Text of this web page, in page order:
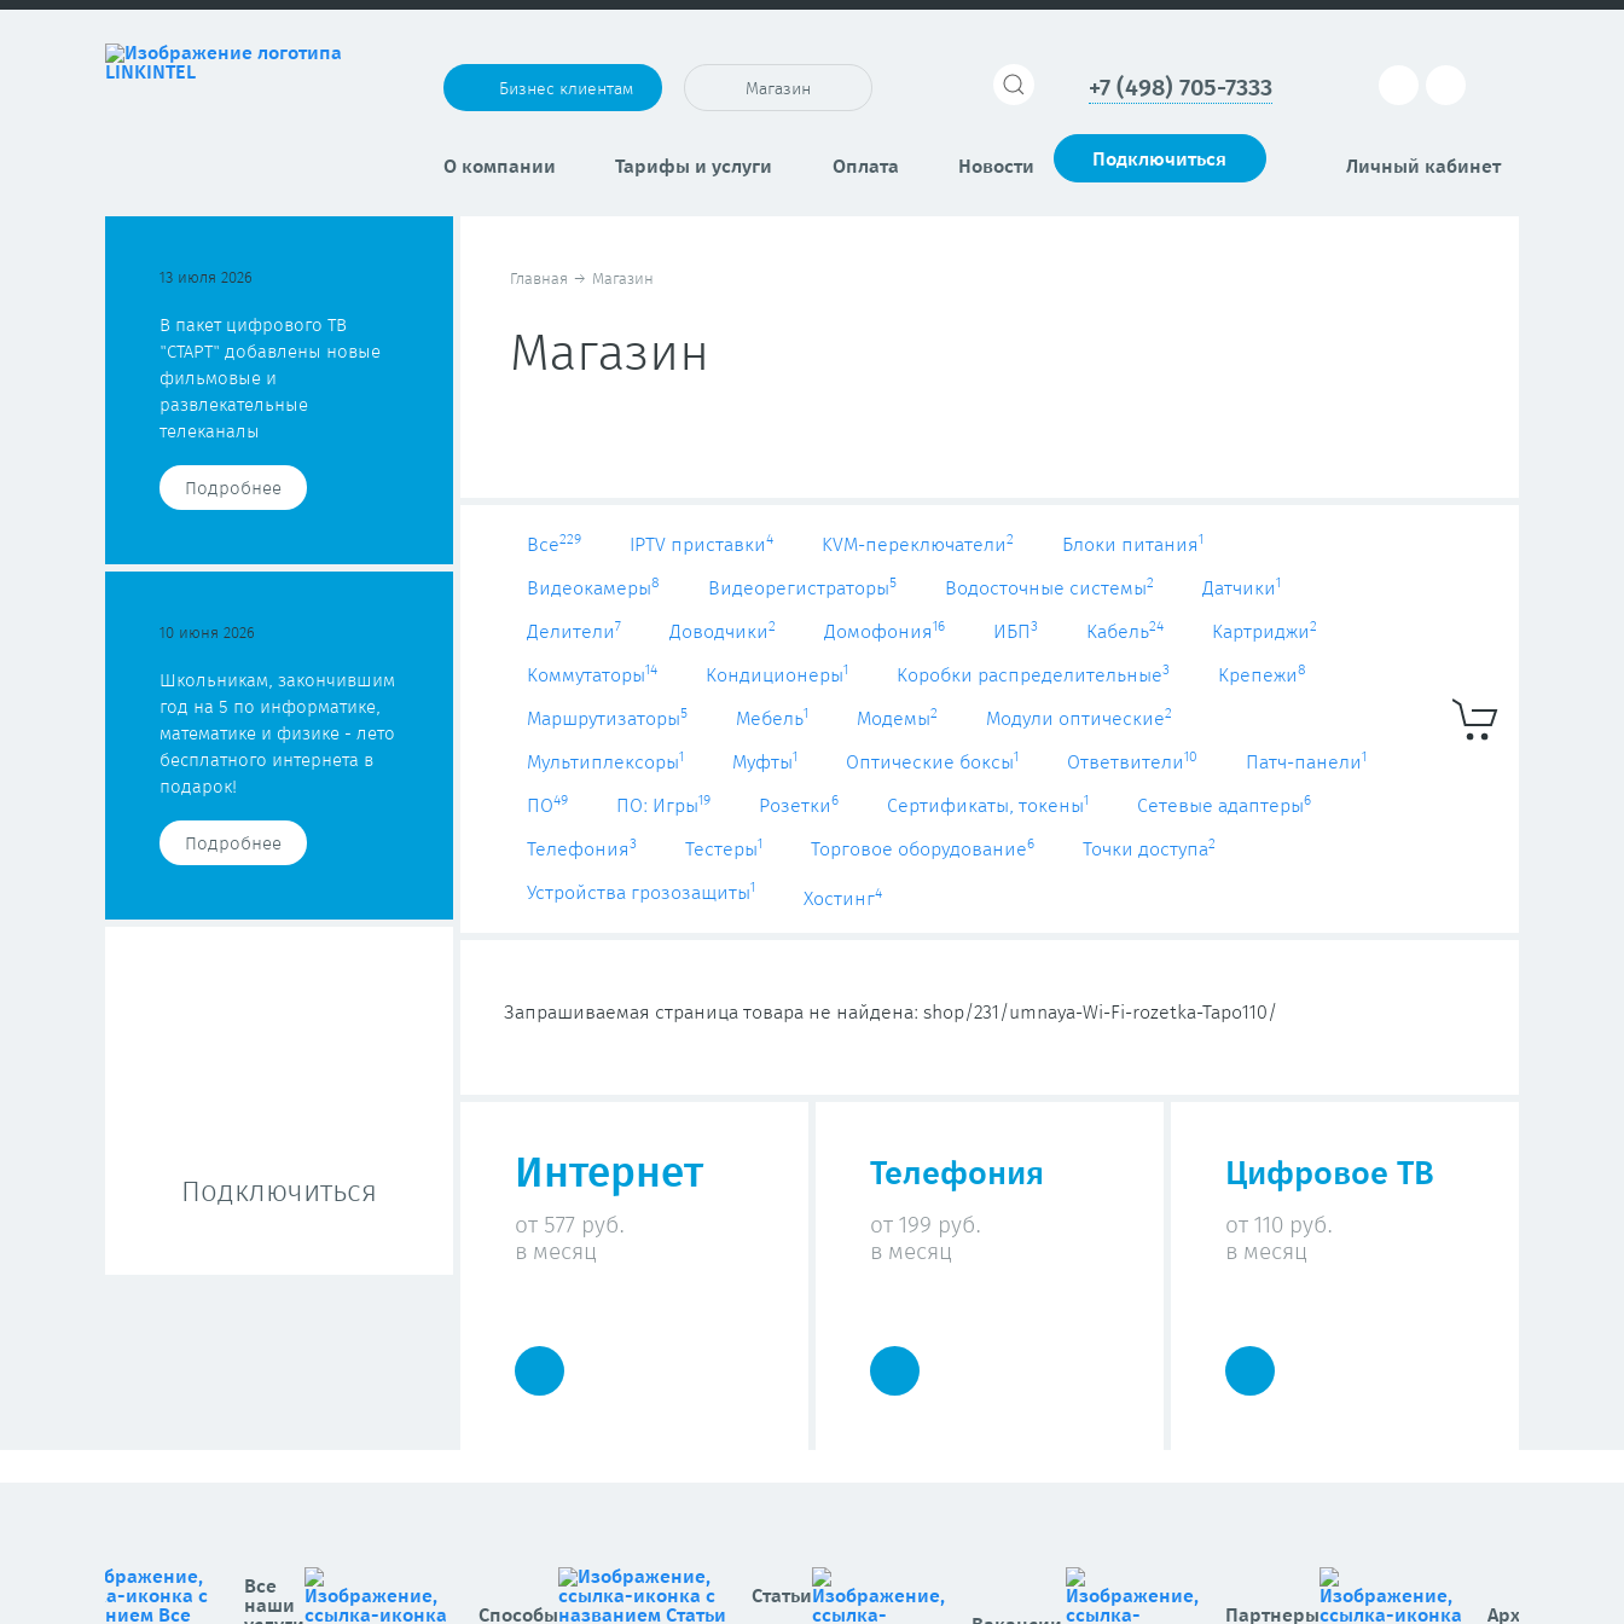
Бизнес клиентам Магазин
О компании Тарифы и услуги Оплата Новости
+7 (498) 705-7333
Подключиться Личный кабинет
13 июля 2026
В пакет цифрового ТВ
"СТАРТ" добавлены новые
фильмовые и
развлекательные
телеканалы
Подробнее
10 июня 2026
Школьникам, закончившим
год на 5 по информатике,
математике и физике - лето
бесплатного интернета в
подарок!
Подробнее
Подключиться
Главная → Магазин
Магазин
Все229 IPTV приставки4 KVM-переключатели2 Блоки питания1
Видеокамеры8 Видеорегистраторы5 Водосточные системы2 Датчики1
Делители7 Доводчики2 Домофония16 ИБП 3 Кабель24 Картриджи2
Коммутаторы14 Кондиционеры1 Коробки распределительные3 Крепежи8
Маршрутизаторы5 Мебель1 Модемы2 Модули оптические2
Мультиплексоры1 Муфты1 Оптические боксы1 Ответвители10 Патч-панели1
ПО49 ПО: Игры19 Розетки6 Сертификаты, токены1 Сетевые адаптеры6
Телефония3 Тестеры1 Торговое оборудование6 Точки доступа2
Устройства грозозащиты1
Хостинг4
Запрашиваемая страница товара не найдена: shop/231/umnaya-Wi-Fi-rozetka-Tapo110/
Интернет
от 577 руб.
в месяц
Телефония
от 199 руб.
в месяц
Цифровое ТВ
от 110 руб.
в месяц
Все
наши
Способы
Статьи
Партнеры Архив